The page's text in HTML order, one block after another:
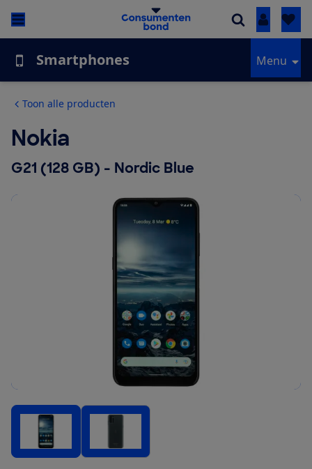
Inloggen
Smartphones Menu
Toon alle producten
Nokia
G21 (128 GB) - Nordic Blue